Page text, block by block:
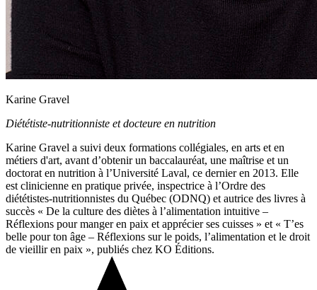
Karine Gravel
Diététiste-nutritionniste et docteure en nutrition
Karine Gravel a suivi deux formations collégiales, en arts et en
métiers d'art, avant d’obtenir un baccalauréat, une maîtrise et un
doctorat en nutrition à l’Université Laval, ce dernier en 2013. Elle
est clinicienne en pratique privée, inspectrice à l’Ordre des
diététistes-nutritionnistes du Québec (ODNQ) et autrice des livres à
succès « De la culture des diètes à l’alimentation intuitive –
Réflexions pour manger en paix et apprécier ses cuisses » et « T’es
belle pour ton âge – Réflexions sur le poids, l’alimentation et le droit
de vieillir en paix », publiés chez KO Éditions.